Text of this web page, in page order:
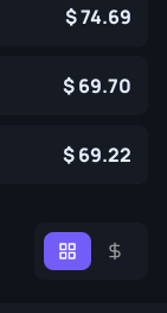
74.69
69.70
69.22